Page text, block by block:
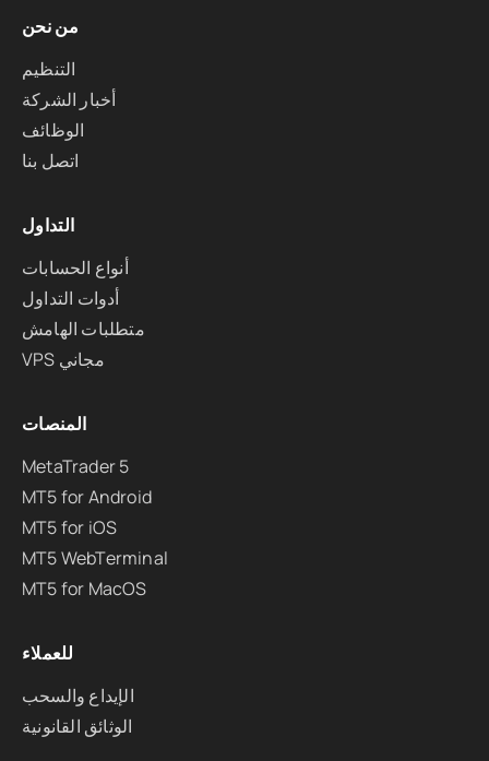
من نحن
التنظيم
أخبار الشركة
الوظائف
اتصل بنا
التداول
أنواع الحسابات
أدوات التداول
متطلبات الهامش
VPS مجاني
المنصات
MetaTrader 5
MT5 for Android
MT5 for iOS
MT5 WebTerminal
MT5 for MacOS
للعملاء
الإيداع والسحب
الوثائق القانونية